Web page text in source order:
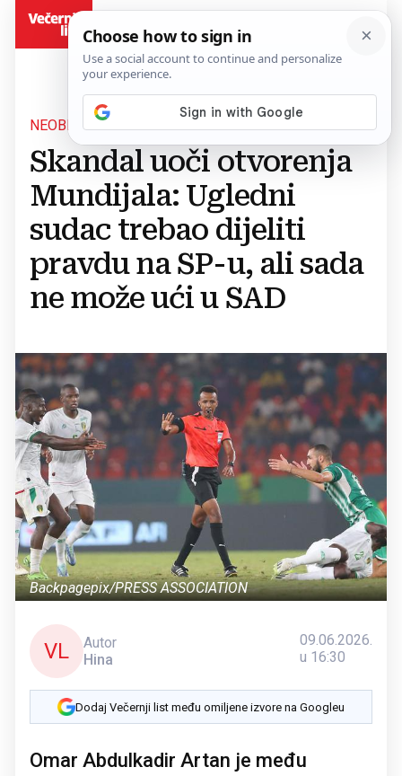
NEOBIČNA SITUACIJA
Skandal uoči otvorenja
Mundijala: Ugledni
sudac trebao dijeliti
pravdu na SP-u, ali sada
ne može ući u SAD
Backpagepix/PRESS ASSOCIATION
VL
Autor
Hina
09.06.2026.
u 16:30
Dodaj Večernji list među omiljene izvore na Googleu
Omar Abdulkadir Artan je među